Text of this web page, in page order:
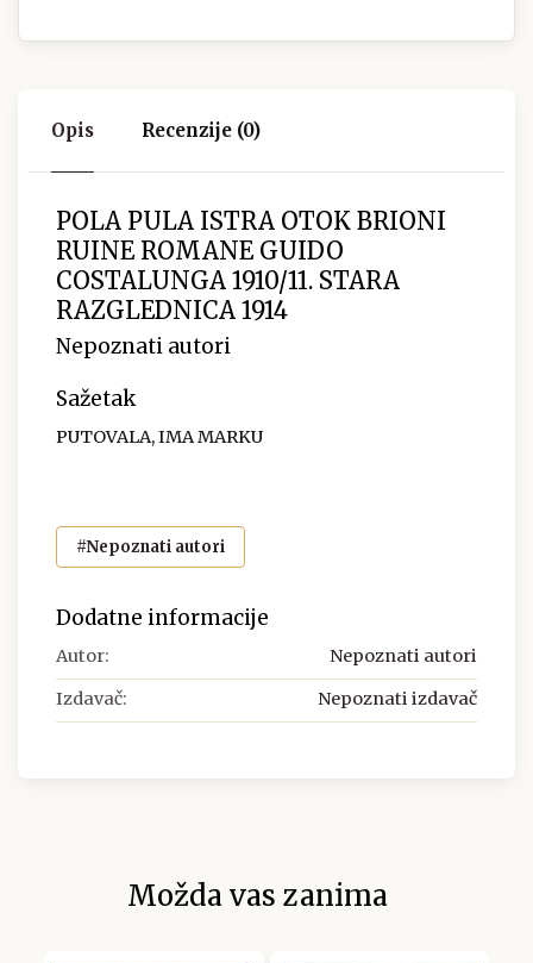
Opis Recenzije (0)
POLA PULA ISTRA OTOK BRIONI
RUINE ROMANE GUIDO
COSTALUNGA 1910/11. STARA
RAZGLEDNICA 1914
Nepoznati autori
Sažetak
PUTOVALA, IMA MARKU
#Nepoznati autori
Dodatne informacije
Autor: Nepoznati autori
Izdavač: Nepoznati izdavač
Možda vas zanima